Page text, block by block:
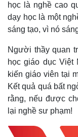
học là nghề cao
dạy học là một
sáng tạo, vì nó
Người thầy quan
học giáo dục Việt
kiến giáo viên tại
Kết quả quá bất
rằng, nếu được
lại nghề sư phạm!